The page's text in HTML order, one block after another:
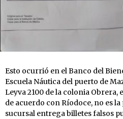
Esto ocurrió en el Banco del
Escuela Náutica del puerto de
Leyva 2100 de la colonia Obrera,
de acuerdo con Ríodoce, no es
sucursal entrega billetes falsos